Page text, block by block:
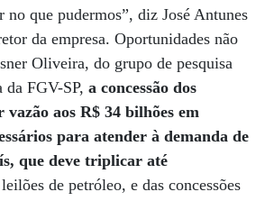
que pudermos”, diz José Antunes
da empresa. Oportunidades não
Oliveira, do grupo de pesquisa
FGV-SP, a concessão dos
aos R$ 34 bilhões em
para atender à demanda de
que deve triplicar até
de petróleo, e das concessões